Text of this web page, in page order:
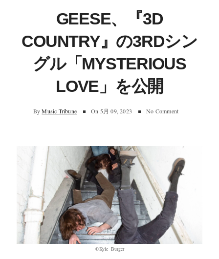
GEESE、『3D
COUNTRY』の3RDシン
グル「MYSTERIOUS
LOVE」を公開
By Music Tribune On 5月 09, 2023 No Comment
©︎Kyle Burger